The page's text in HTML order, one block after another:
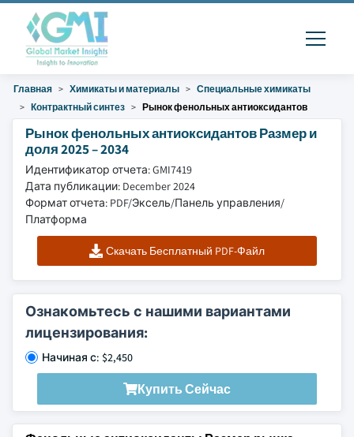
Главная Химикаты и материалы
Специальные химикаты
Контрактный синтез
Рынок фенольных антиоксидантов
Рынок фенольных антиоксидантов Размер и
доля 2025 – 2034
Идентификатор отчета: GMI7419
Дата публикации: December 2024
Формат отчета: PDF/Эксель/Панель управления/
Платформа
Скачать Бесплатный PDF-Файл
Ознакомьтесь с нашими вариантами
лицензирования:
Начиная с: $2,450
Купить Сейчас